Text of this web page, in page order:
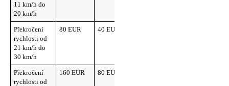
11 km/h do
20 km/h
Překročení
rychlosti od
21 km/h do
30 km/h
80 EUR 40 EUR
Překročení
rychlosti od
160 EUR 80 EUR